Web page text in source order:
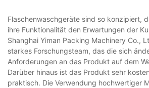
Flaschenwaschgeräte sind so konzipiert,
ihre Funktionalität den Erwartungen der
Shanghai Yiman Packing Machinery Co.,
starkes Forschungsteam, das die sich
Anforderungen an das Produkt auf dem
Darüber hinaus ist das Produkt sehr
praktisch. Die Verwendung hochwertiger